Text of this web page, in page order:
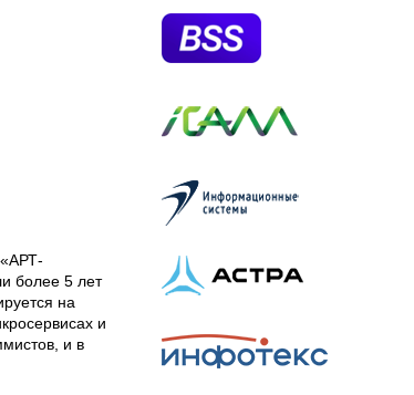
более 5 лет
на
и
и в